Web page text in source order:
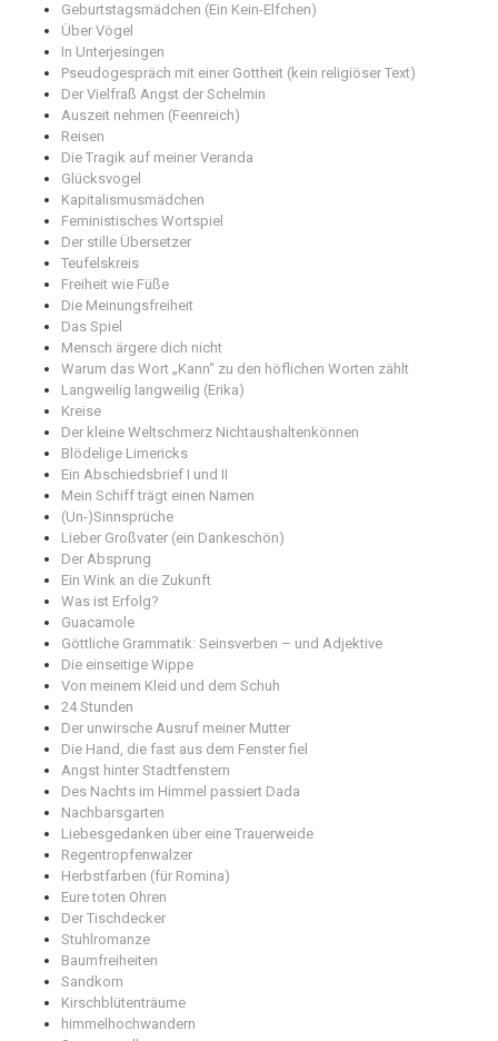
Geburtstagsmädchen (Ein Kein-Elfchen)
Über Vögel
In Unterjesingen
Pseudogespräch mit einer Gottheit (kein religiöser Text)
Der Vielfraß Angst der Schelmin
Auszeit nehmen (Feenreich)
Reisen
Die Tragik auf meiner Veranda
Glücksvogel
Kapitalismusmädchen
Feministisches Wortspiel
Der stille Übersetzer
Teufelskreis
Freiheit wie Füße
Die Meinungsfreiheit
Das Spiel
Mensch ärgere dich nicht
Warum das Wort „Kann“ zu den höflichen Worten zählt
Langweilig langweilig (Erika)
Kreise
Der kleine Weltschmerz Nichtaushaltenkönnen
Blödelige Limericks
Ein Abschiedsbrief I und II
Mein Schiff trägt einen Namen
(Un-)Sinnsprüche
Lieber Großvater (ein Dankeschön)
Der Absprung
Ein Wink an die Zukunft
Was ist Erfolg?
Guacamole
Göttliche Grammatik: Seinsverben – und Adjektive
Die einseitige Wippe
Von meinem Kleid und dem Schuh
24 Stunden
Der unwirsche Ausruf meiner Mutter
Die Hand, die fast aus dem Fenster fiel
Angst hinter Stadtfenstern
Des Nachts im Himmel passiert Dada
Nachbarsgarten
Liebesgedanken über eine Trauerweide
Regentropfenwalzer
Herbstfarben (für Romina)
Eure toten Ohren
Der Tischdecker
Stuhlromanze
Baumfreiheiten
Sandkorn
Kirschblütenträume
himmelhochwandern